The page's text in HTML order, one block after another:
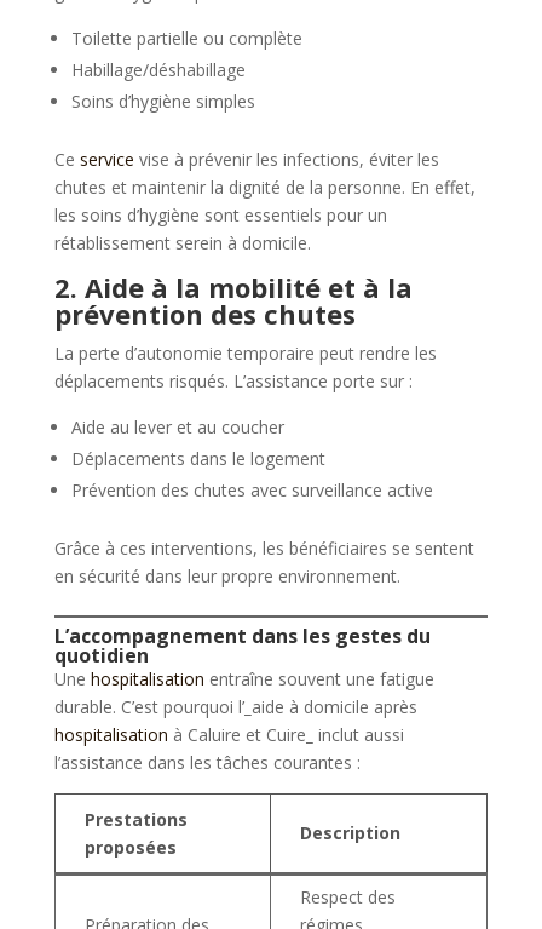
Toilette partielle ou complète
Habillage/déshabillage
Soins d’hygiène simples
Ce service vise à prévenir les infections, éviter les
chutes et maintenir la dignité de la personne. En effet,
les soins d’hygiène sont essentiels pour un
rétablissement serein à domicile.
2. Aide à la mobilité et à la
prévention des chutes
La perte d’autonomie temporaire peut rendre les
déplacements risqués. L’assistance porte sur :
Aide au lever et au coucher
Déplacements dans le logement
Prévention des chutes avec surveillance active
Grâce à ces interventions, les bénéficiaires se sentent
en sécurité dans leur propre environnement.
L’accompagnement dans les gestes du
quotidien
Une hospitalisation entraîne souvent une fatigue
durable. C’est pourquoi l’_ aide à domicile après
hospitalisation à Caluire et Cuire inclut aussi
l’assistance dans les tâches courantes :
Prestations
proposées
Description
Respect des